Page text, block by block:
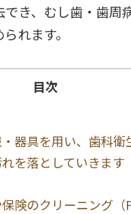
き、むし歯・歯周
れます。
目次
器具を用い、歯科衛
を落としていきます
険のクリーニング（